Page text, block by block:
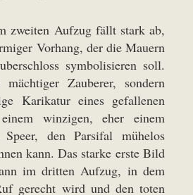
zweiten Aufzug fällt stark ab,
Vorhang, der die Mauern
symbolisieren soll.
Zauberer, sondern
Karikatur eines gefallenen
winzigen, eher einem
Speer, den Parsifal mühelos
kann. Das starke erste Bild
im dritten Aufzug, in dem
gerecht wird und den toten